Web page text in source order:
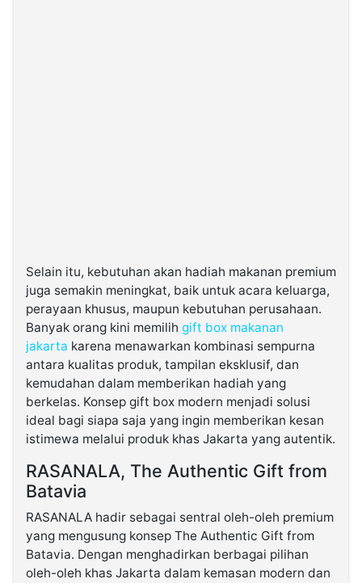
Selain itu, kebutuhan akan hadiah makanan premium
juga semakin meningkat, baik untuk acara keluarga,
perayaan khusus, maupun kebutuhan perusahaan.
Banyak orang kini memilih gift box makanan
jakarta karena menawarkan kombinasi sempurna
antara kualitas produk, tampilan eksklusif, dan
kemudahan dalam memberikan hadiah yang
berkelas. Konsep gift box modern menjadi solusi
ideal bagi siapa saja yang ingin memberikan kesan
istimewa melalui produk khas Jakarta yang autentik.
RASANALA, The Authentic Gift from
Batavia
RASANALA hadir sebagai sentral oleh-oleh premium
yang mengusung konsep The Authentic Gift from
Batavia. Dengan menghadirkan berbagai pilihan
oleh-oleh khas Jakarta dalam kemasan modern dan